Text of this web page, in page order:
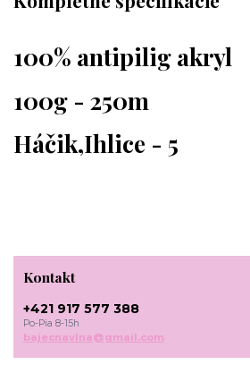
100% antipilig akryl
100g - 250m
Háčik,Ihlice - 5
Kontakt
+421 917 577 388
Po-Pia 8-15h
bajecnavlna@gmail.com